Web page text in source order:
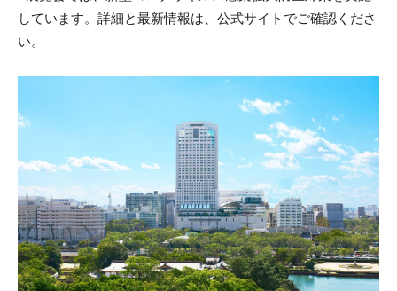
しています。詳細と最新情報は、公式サイトでご確認くださ
い。